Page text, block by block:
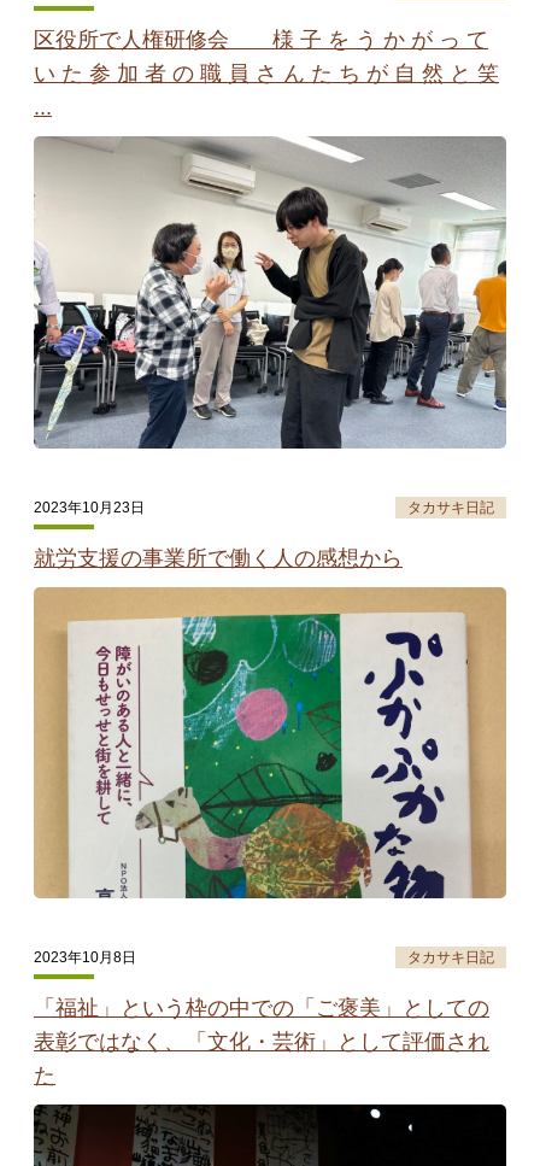
区役所で人権研修会 様 子 を う か が っ て
い た 参 加 者 の 職 員 さ ん た ち が 自 然 と 笑
...
2023年10月23日 タカサキ日記
就労支援の事業所で働く人の感想から
2023年10月8日 タカサキ日記
「福祉」という枠の中での「ご褒美」としての
表彰ではなく、「文化・芸術」として評価され
た